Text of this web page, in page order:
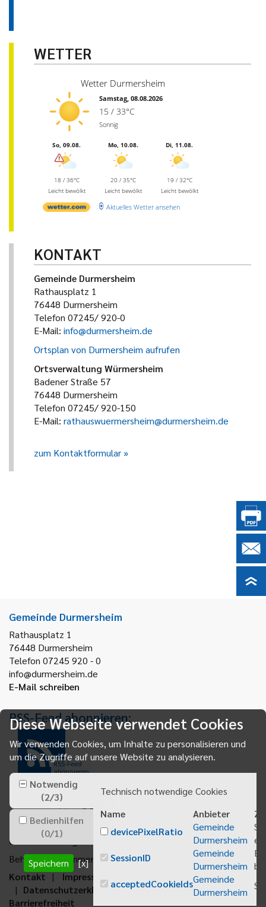
WETTER
Wetter Durmersheim
Samstag, 08.08.2026
15 / 33°C
Sonnig
So, 09.08.
18 / 36°C
Leicht bewölkt
Mo, 10.08.
20 / 35°C
Leicht bewölkt
Di, 11.08.
19 / 32°C
Leicht bewölkt
Aktuelles Wetter ansehen
KONTAKT
Gemeinde Durmersheim
Rathausplatz 1
76448 Durmersheim
Telefon 07245/ 920-0
E-Mail: info@durmersheim.de
Ortsplan von Durmersheim aufrufen
Ortsverwaltung Würmersheim
Badener Straße 57
76448 Durmersheim
Telefon 07245/ 920-150
E-Mail: rathauswuermersheim@durmersheim.de
zum Kontaktformular
Gemeinde Durmersheim
Rathausplatz 1
76448 Durmersheim
Telefon 07245 920 - 0
info@durmersheim.de
E-Mail schreiben
RSS-Feed abonnieren:
RSS-Feed
abonnieren
Gemeindeanzeiger abonnieren
Behördenrufnummer 115
Kontakt
Impressum
Datenschutzerklärung
Erklärung zur
Barrierefreiheit
Diese Webseite verwendet Cookies
Wir verwenden Cookies, um Inhalte zu personalisieren und
um die Zugriffe auf unsere Website zu analysieren.
Notwendig
(2/3)
Bedienhilfen
(0/1)
Speichern [x]
Technisch notwendige Cookies
Name
Anbieter
devicePixelRatio
Gemeinde
Durmersheim
SessionID
Gemeinde
Durmersheim
acceptedCookieIdsGemeinde
Durmersheim